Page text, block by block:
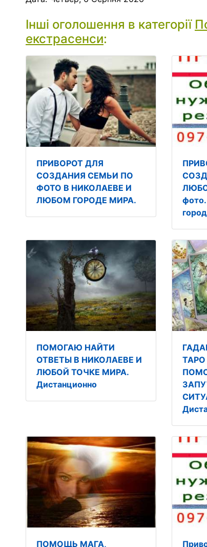
Інші оголошення в категорії
екстрасенси:
ПРИВОРОТ ДЛЯ
СОЗДАНИЯ СЕМЬИ ПО
ФОТО В НИКОЛАЕВЕ И
ЛЮБОМ ГОРОДЕ МИРА.
фото.
ПОМОГАЮ НАЙТИ
ОТВЕТЫ В НИКОЛАЕВЕ И
ЛЮБОЙ ТОЧКЕ МИРА.
Дистанционно
ТАРО
ПОМОЩЬ МАГА,